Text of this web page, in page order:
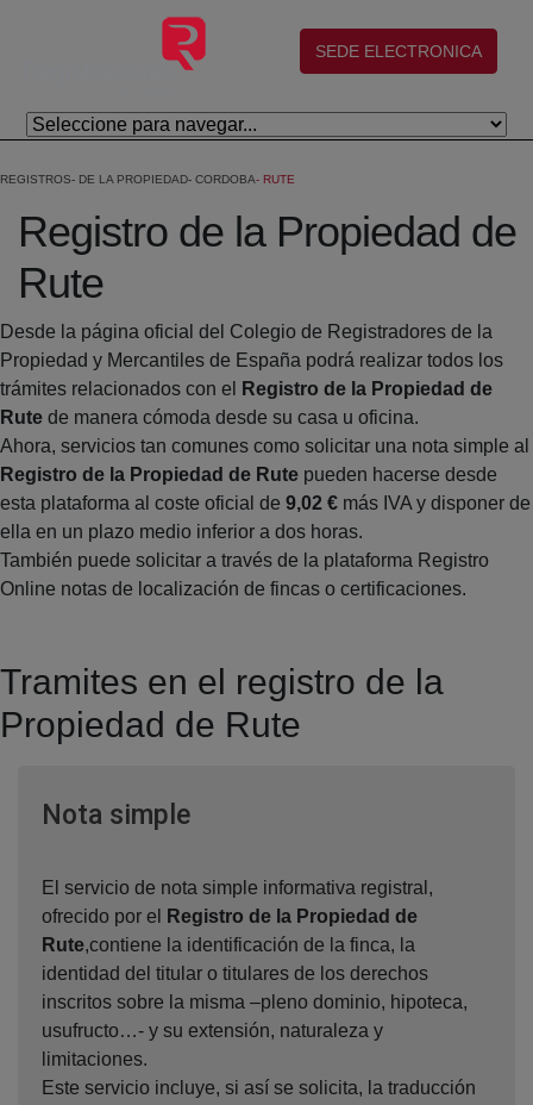
Salta al contingut principal
(abre en nueva ventana)
SEDE ELECTRONICA
REGISTROS DE LA PROPIEDAD CORDOBA RUTE
Registro de la Propiedad de
Rute
Desde la página oficial del Colegio de Registradores de la
Propiedad y Mercantiles de España podrá realizar todos los
trámites relacionados con el
Registro de la Propiedad de
Rute de manera cómoda desde su casa u oficina.
Ahora, servicios tan comunes como solicitar una nota simple al
Registro de la Propiedad de Rute pueden hacerse desde
esta plataforma al coste oficial de 9,02 € más IVA y disponer de
ella en un plazo medio inferior a dos horas.
También puede solicitar a través de la plataforma Registro
Online notas de localización de fincas o certificaciones.
Tramites en el registro de la
Propiedad de Rute
Nota simpleVentana nueva
El servicio de nota simple informativa registral,
ofrecido por el
Registro de la Propiedad de
Rute,contiene la identificación de la finca, la
identidad del titular o titulares de los derechos
inscritos sobre la misma –pleno dominio, hipoteca,
usufructo…- y su extensión, naturaleza y
limitaciones.
Este servicio incluye, si así se solicita, la traducción